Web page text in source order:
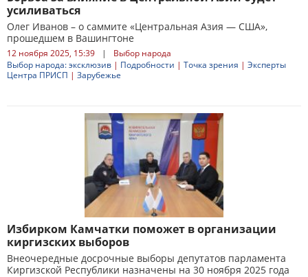
усиливаться
Олег Иванов – о саммите «Центральная Азия — США»,
прошедшем в Вашингтоне
12 ноября 2025, 15:39 |
Выбор народа
Выбор народа: эксклюзив | Подробности | Точка зрения | Эксперты
Центра ПРИСП | Зарубежье
Избирком Камчатки поможет в организации
киргизских выборов
Внеочередные досрочные выборы депутатов парламента
Киргизской Республики назначены на 30 ноября 2025 года